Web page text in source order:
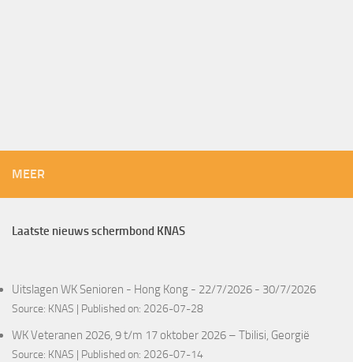
MEER
Laatste nieuws schermbond KNAS
Uitslagen WK Senioren - Hong Kong - 22/7/2026 - 30/7/2026
Source: KNAS Published on: 2026-07-28
WK Veteranen 2026, 9 t/m 17 oktober 2026 – Tbilisi, Georgië
Source: KNAS Published on: 2026-07-14